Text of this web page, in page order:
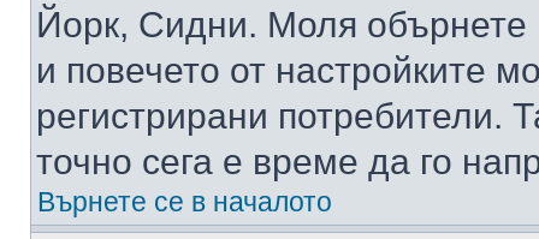
Йорк, Сидни. Моля обърнете
и повечето от настройките
регистрирани потребители.
точно сега е време да го
Върнете се в началото